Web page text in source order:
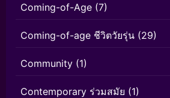
Coming-of-Age (7)
Coming-of-age ชีวิตวัยรุ่น (29)
Community (1)
Contemporary ร่วมสมัย (1)